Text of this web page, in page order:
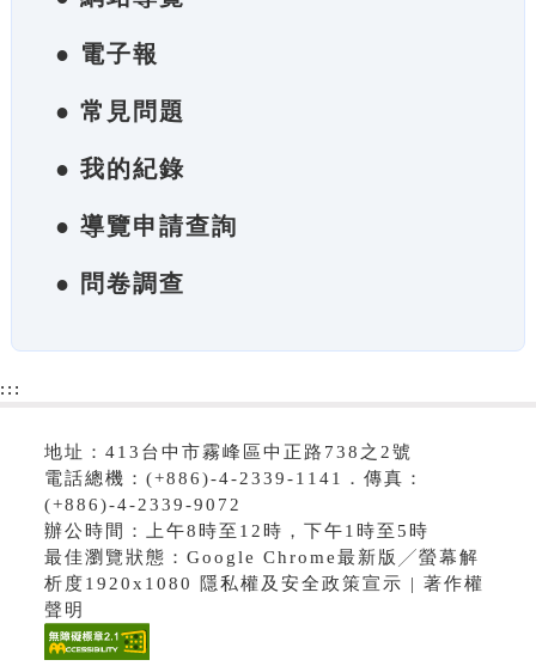
● 電子報
● 常見問題
● 我的紀錄
● 導覽申請查詢
● 問卷調查
:::
地址：413台中市霧峰區中正路738之2號
電話總機：(+886)-4-2339-1141．傳真：
(+886)-4-2339-9072
辦公時間：上午8時至12時，下午1時至5時
最佳瀏覽狀態：Google Chrome最新版╱螢幕解
析度1920x1080 隱私權及安全政策宣示 | 著作權
聲明